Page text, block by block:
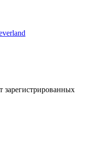
зарегистрированных